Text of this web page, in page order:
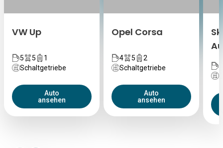
VW Up
5 5
1
Schaltgetriebe
Auto
ansehen
Opel Corsa
4 5
2
Schaltgetriebe
Auto
ansehen